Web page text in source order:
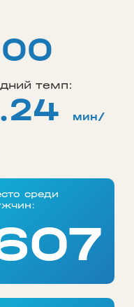
темп:
мин/
среди